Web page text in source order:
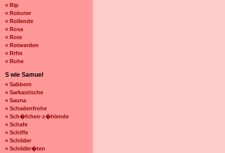
» Rip
» Roboter
» Rollende
» Rosa
» Rote
» Rotwerden
» Rtfm
» Ruhe
S wie Samuel
» Sabbern
» Sarkastische
» Sauna
» Schadenfrohe
» Sch�fchen-z�hlende
» Schafe
» Schiffe
» Schilder
» Schildkr�ten